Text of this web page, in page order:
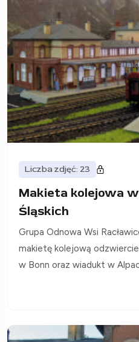
Liczba zdjęć: 23
Makieta kolejowa
Śląskich
Grupa Odnowa Wsi
makietę kolejową
w Bonn oraz wiadukt w